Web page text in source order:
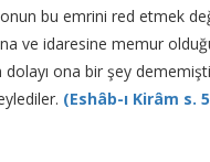
bu emrini red etmek
ve idaresine memur
dolayı ona bir şey
(Eshâb-ı Kirâm s.